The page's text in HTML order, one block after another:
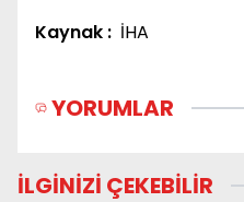
Kaynak : İHA
YORUMLAR
İLGİNİZİ ÇEKEBİLİR